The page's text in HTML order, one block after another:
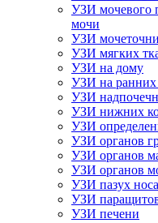
УЗИ мочевого
мочи
УЗИ
УЗИ мягких
УЗИ на дому
УЗИ на ранних
УЗИ
УЗИ нижних
УЗИ
УЗИ органов
УЗИ органов
УЗИ органов
УЗИ пазух носа
УЗИ
УЗИ печени